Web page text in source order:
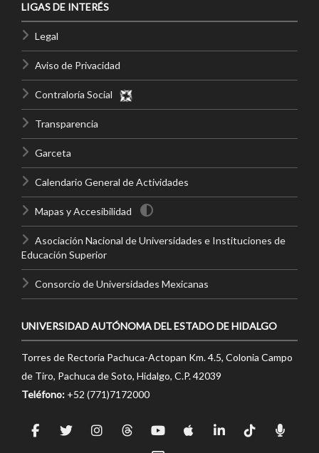
LIGAS DE INTERÉS
Legal
Aviso de Privacidad
Contraloría Social
Transparencia
Garceta
Calendario General de Actividades
Mapas y Accesibilidad
Asociación Nacional de Universidades e Instituciones de
Educación Superior
Consorcio de Universidades Mexicanas
UNIVERSIDAD AUTÓNOMA DEL ESTADO DE HIDALGO
Torres de Rectoría Pachuca-Actopan Km. 4.5, Colonia Campo
de Tiro, Pachuca de Soto, Hidalgo, C.P. 42039
Teléfono: +52 (771)7172000